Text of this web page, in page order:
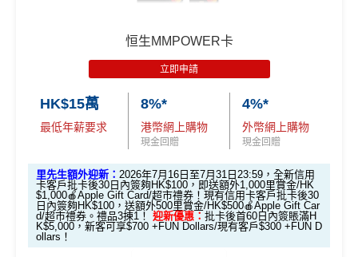
AEON CARD WAKUWAKU迎新合共享高
達HK$1,038
迎新資格：
過去12個月內未曾持有任何有效之 AEON
信用卡（包括尚未確認之信用卡）
優惠期：2026年7月10日至7月31日
1. 經「AEON HK」手機App成功申請可享
HK$200 回贈
優惠期：2026年7月10日至7月31日
恒生MMPOWER卡
立即申請
HK$15萬
最低年薪要求
8%*
港幣網上購物
現金回贈
4%*
外幣網上購物
現金回贈
里先生額外迎新： 2026年7月16日至7月31日23:59，全新信用
卡客戶批卡後30日內簽夠HK$100，即送額外1,000里賞金/HK
$1,000🍎Apple Gift Card/超市禮券！現有信用卡客戶批卡後30
日內簽夠HK$100，送額外500里賞金/HK$500🍎Apple Gift Car
d/超市禮券。禮品3揀1！ 迎新優惠： 批卡後首60日內簽賬滿H
K$5,000，新客可享$700 +FUN Dollars/現有客戶$300 +FUN D
ollars！